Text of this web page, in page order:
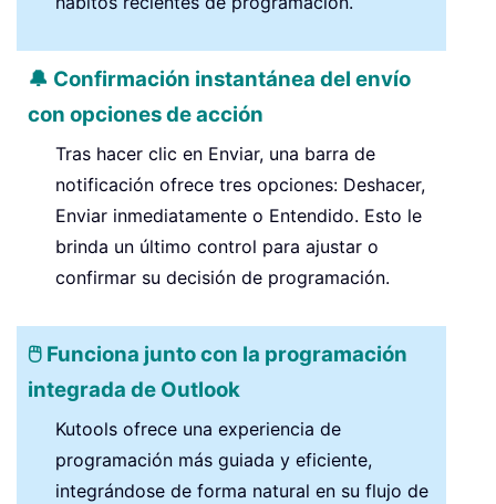
🔔 Confirmación instantánea del envío
con opciones de acción
Tras hacer clic en Enviar, una barra de
notificación ofrece tres opciones: Deshacer,
Enviar inmediatamente o Entendido. Esto le
brinda un último control para ajustar o
confirmar su decisión de programación.
🖱️ Funciona junto con la programación
integrada de Outlook
Kutools ofrece una experiencia de
programación más guiada y eficiente,
integrándose de forma natural en su flujo de